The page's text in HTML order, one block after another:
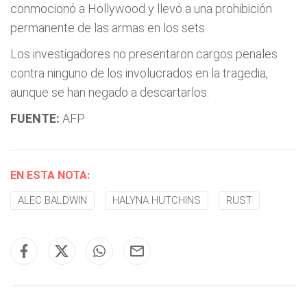
conmocionó a Hollywood y llevó a una prohibición
permanente de las armas en los sets.
Los investigadores no presentaron cargos penales
contra ninguno de los involucrados en la tragedia,
aunque se han negado a descartarlos.
FUENTE: AFP
EN ESTA NOTA:
ALEC BALDWIN HALYNA HUTCHINS RUST